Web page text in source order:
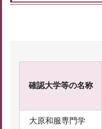
確認大学等の名称
大原和服専門学